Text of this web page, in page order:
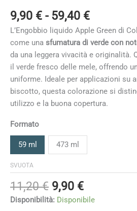
9,90 € - 59,40 €Fascia
di
prezzo:
da
9,90 €
a
59,40 €
L’Engobbio liquido Apple Green di
come una sfumatura di verde con
da una leggera vivacità e originalità.
il verde fresco delle mele, offrendo
uniforme. Ideale per applicazioni su
biscotto, questa colorazione si
utilizzo e la buona copertura.
Formato
59 ml 473 ml
SVUOTA
11,20€ Il
prezzo
9,90 €Il
prezzo
Disponibilità: Disponibile